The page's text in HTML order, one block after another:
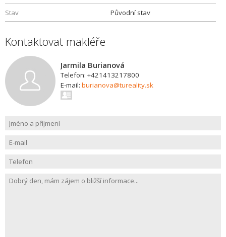
Stav
Původní stav
Kontaktovat makléře
Jarmila Burianová
Telefon: +421413217800
E-mail: burianova@tureality.sk